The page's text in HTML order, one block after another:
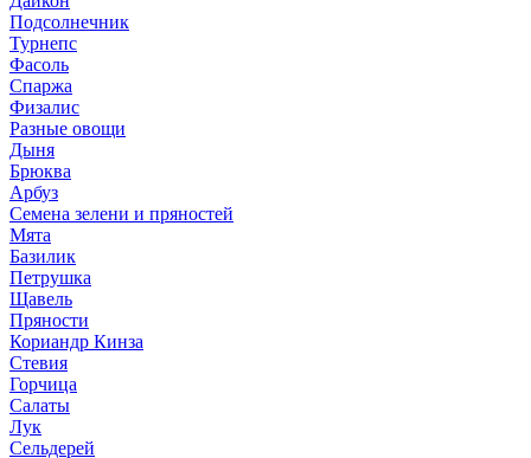
Подсолнечник
Турнепс
Фасоль
Спаржа
Физалис
Разные овощи
Дыня
Брюква
Арбуз
Семена зелени и пряностей
Мята
Базилик
Петрушка
Щавель
Пряности
Кориандр Кинза
Стевия
Горчица
Салаты
Лук
Сельдерей